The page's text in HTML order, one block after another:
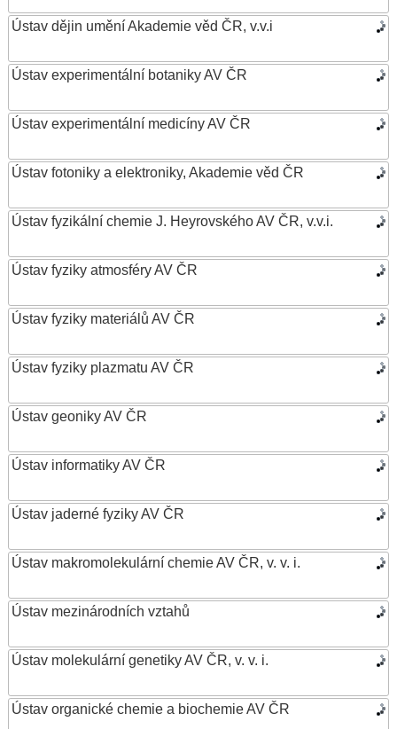
Ústav dějin umění Akademie věd ČR, v.v.i
Ústav experimentální botaniky AV ČR
Ústav experimentální medicíny AV ČR
Ústav fotoniky a elektroniky, Akademie věd ČR
Ústav fyzikální chemie J. Heyrovského AV ČR, v.v.i.
Ústav fyziky atmosféry AV ČR
Ústav fyziky materiálů AV ČR
Ústav fyziky plazmatu AV ČR
Ústav geoniky AV ČR
Ústav informatiky AV ČR
Ústav jaderné fyziky AV ČR
Ústav makromolekulární chemie AV ČR, v. v. i.
Ústav mezinárodních vztahů
Ústav molekulární genetiky AV ČR, v. v. i.
Ústav organické chemie a biochemie AV ČR